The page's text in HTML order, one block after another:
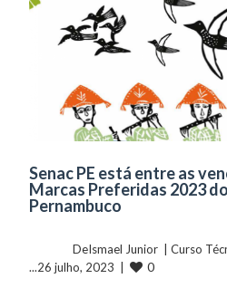
Senac PE está entre as
Marcas Preferidas 2023
Pernambuco
	    	DeIsmael Junior  |
Curso
...26 julho, 2023  |
0